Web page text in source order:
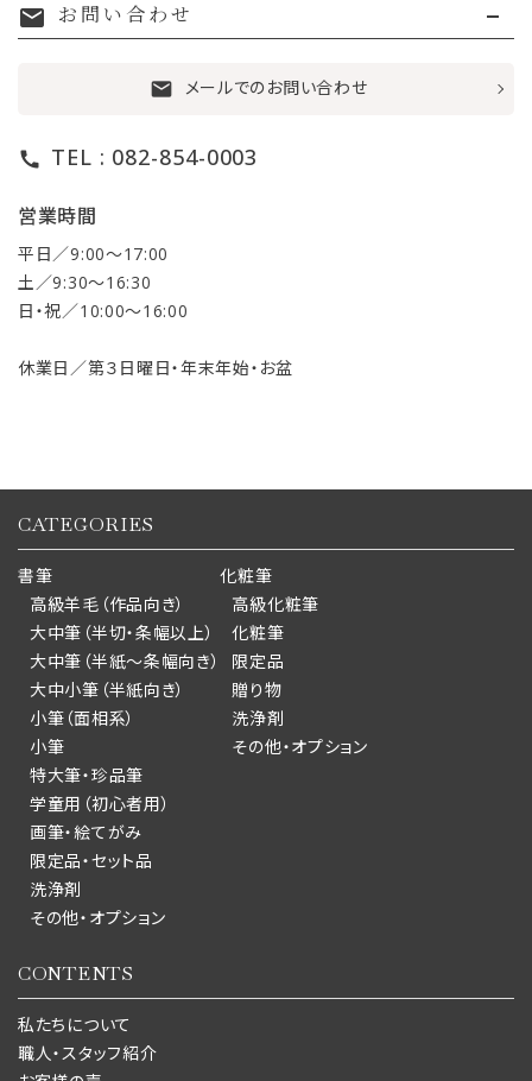
mail お問い合わせ
mail メールでのお問い合わせ
call TEL : 082-854-0003
営業時間
平日／9:00〜17:00
土／9:30〜16:30
日・祝／10:00〜16:00
休業日／第３日曜日・年末年始・お盆
CATEGORIES
書筆
高級羊毛（作品向き）
大中筆（半切・条幅以上）
大中筆（半紙～条幅向き）
大中小筆（半紙向き）
小筆（面相系）
小筆
特大筆・珍品筆
学童用（初心者用）
画筆・絵てがみ
限定品・セット品
洗浄剤
その他・オプション
化粧筆
高級化粧筆
化粧筆
限定品
贈り物
洗浄剤
その他・オプション
CONTENTS
私たちについて
職人・スタッフ紹介